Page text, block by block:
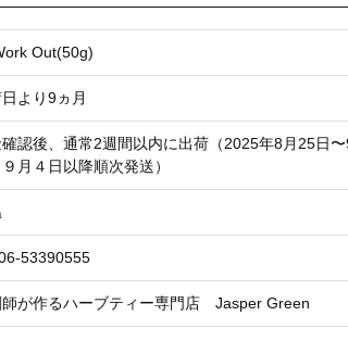
Out(50g)
より9ヵ月
確認後、通常2週間以内に出荷（2025年8月25日
９月４日以降順次発送）
53390555
師が作るハーブティー専門店 Jasper Green